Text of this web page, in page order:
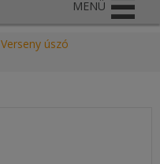
MENÜ
Verseny úszó